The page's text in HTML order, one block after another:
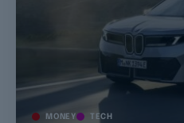
MONEY TECH